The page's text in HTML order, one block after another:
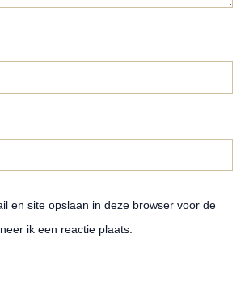
en site opslaan in deze browser voor de
ik een reactie plaats.